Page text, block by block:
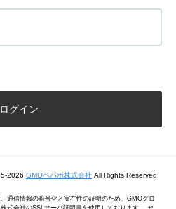
2026 GMOペパボ株式会社 All Rights Reserved.
通信情報の暗号化と実在性の証明のため、GMOグロ
式会社のSSLサーバ証明書を使用しております。 セ